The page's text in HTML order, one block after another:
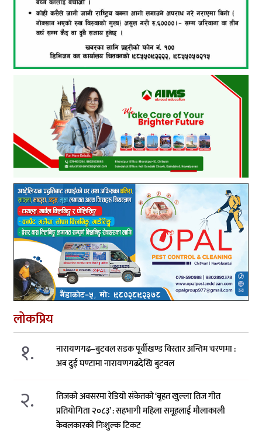
लोकप्रिय
१.
नारायणगढ–बुटवल सडक पूर्वीखण्ड विस्तार अन्तिम चरणमा :
अब दुई घण्टामा नारायणगढदेखि बुटवल
२.
तिजको अवसरमा रेडियो संकेतको ‘बृहत खुल्ला तिज गीत
प्रतियोगिता २०८३’ : सहभागी महिला समूहलाई मौलाकाली
केवलकारको निःशुल्क टिकट